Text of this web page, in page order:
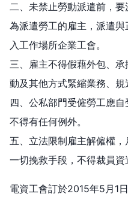
二、未禁止勞動派遣前，
為派遣勞工的雇主，派遣
入工作場所企業工會。
三、雇主不得假藉外包、
動及其他方式緊縮業務、規
四、公私部門受僱勞工應
不得有任何例外。
五、立法限制雇主解僱權
一切挽救手段，不得裁員資
電資工會訂於2015年5月1